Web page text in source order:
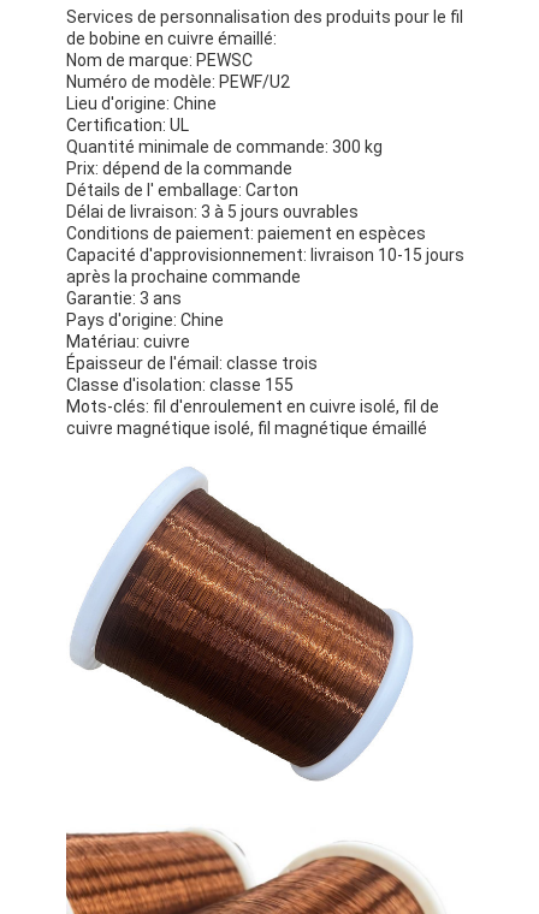
Services de personnalisation des produits pour le fil
de bobine en cuivre émaillé:
Nom de marque: PEWSC
Numéro de modèle: PEWF/U2
Lieu d'origine: Chine
Certification: UL
Quantité minimale de commande: 300 kg
Prix: dépend de la commande
Détails de l' emballage: Carton
Délai de livraison: 3 à 5 jours ouvrables
Conditions de paiement: paiement en espèces
Capacité d'approvisionnement: livraison 10-15 jours
après la prochaine commande
Garantie: 3 ans
Pays d'origine: Chine
Matériau: cuivre
Épaisseur de l'émail: classe trois
Classe d'isolation: classe 155
Mots-clés: fil d'enroulement en cuivre isolé, fil de
cuivre magnétique isolé, fil magnétique émaillé